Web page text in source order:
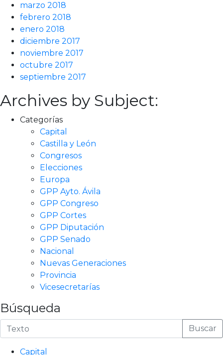
marzo 2018
febrero 2018
enero 2018
diciembre 2017
noviembre 2017
octubre 2017
septiembre 2017
Archives by Subject:
Categorías
Capital
Castilla y León
Congresos
Elecciones
Europa
GPP Ayto. Ávila
GPP Congreso
GPP Cortes
GPP Diputación
GPP Senado
Nacional
Nuevas Generaciones
Provincia
Vicesecretarías
Búsqueda
Buscar
Capital